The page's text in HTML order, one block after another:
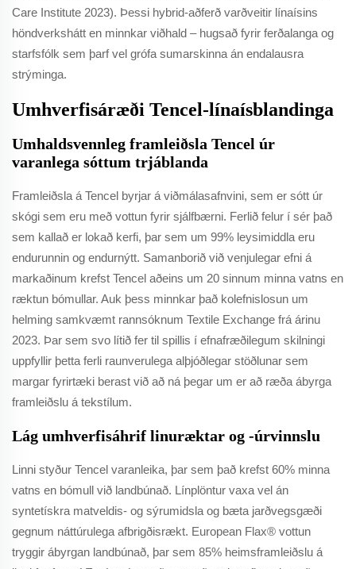
Care Institute 2023). Þessi hybrid-aðferð varðveitir línaísins
höndverkshátt en minnkar viðhald – hugsað fyrir ferðalanga og
starfsfólk sem þarf vel grófa sumarskinna án endalausra
strýminga.
Umhverfisáræði Tencel-línaísblandinga
Umhaldsvennleg framleiðsla Tencel úr
varanlega sóttum trjáblanda
Framleiðsla á Tencel byrjar á viðmálasafnvini, sem er sótt úr
skógi sem eru með vottun fyrir sjálfbærni. Ferlið felur í sér það
sem kallað er lokað kerfi, þar sem um 99% leysimiddla eru
endurunnin og endurnýtt. Samanborið við venjulegar efni á
markaðinum krefst Tencel aðeins um 20 sinnum minna vatns en
ræktun bómullar. Auk þess minnkar það kolefnislosun um
helming samkvæmt rannsóknum Textile Exchange frá árinu
2023. Þar sem svo lítið fer til spillis í efnafræðilegum skilningi
uppfyllir þetta ferli raunverulega alþjóðlegar stöðlunar sem
margar fyrirtæki berast við að ná þegar um er að ræða ábyrga
framleiðslu á tekstílum.
Lág umhverfisáhrif linuræktar og -úrvinnslu
Linni styður Tencel varanleika, þar sem það krefst 60% minna
vatns en bómull við landbúnað. Línplöntur vaxa vel án
syntetískra matveldis- og sýrumidsla og bæta jarðvegsgæði
gegnum náttúrulega afbrigðisrækt. European Flax® vottun
tryggir ábyrgan landbúnað, þar sem 85% heimsframleiðslu á